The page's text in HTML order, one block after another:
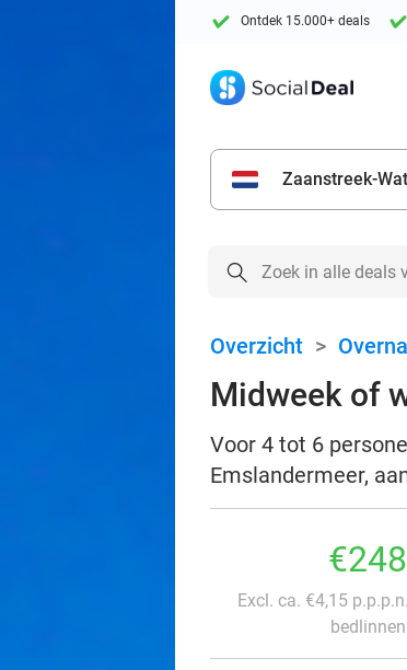
Ontdek 15.000+ deals
Zaanstreek-
Overzicht >
Midweek of
Voor 4 tot 6
Emslandermeer,
€248
Excl. ca. €4,15
bedlinnen